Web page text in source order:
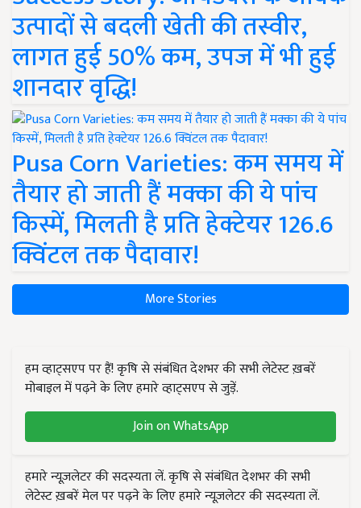
उत्पादों से बदली खेती की तस्वीर,
लागत हुई 50% कम, उपज में भी हुई
शानदार वृद्धि!
Pusa Corn Varieties: कम समय में
तैयार हो जाती हैं मक्का की ये पांच
किस्में, मिलती है प्रति हेक्टेयर 126.6
क्विंटल तक पैदावार!
More Stories
हम व्हाट्सएप पर हैं! कृषि से संबंधित देशभर की सभी लेटेस्ट ख़बरें
मोबाइल में पढ़ने के लिए हमारे व्हाट्सएप से जुड़ें.
Join on WhatsApp
हमारे न्यूज़लेटर की सदस्यता लें. कृषि से संबंधित देशभर की सभी
लेटेस्ट ख़बरें मेल पर पढ़ने के लिए हमारे न्यूज़लेटर की सदस्यता लें.